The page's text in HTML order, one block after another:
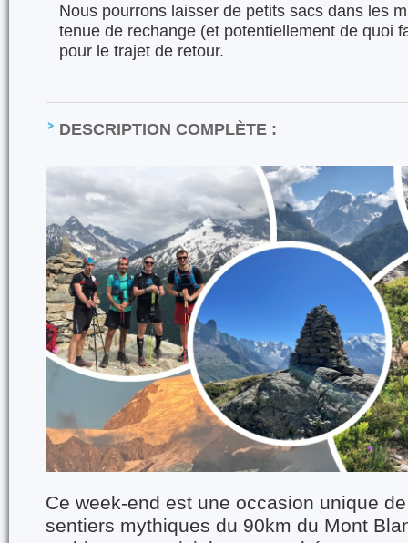
Nous pourrons laisser de petits sacs dans les
tenue de rechange (et potentiellement de quoi
pour le trajet de retour.
DESCRIPTION COMPLÈTE :
Ce week-end est une occasion unique
sentiers mythiques du 90km du Mont